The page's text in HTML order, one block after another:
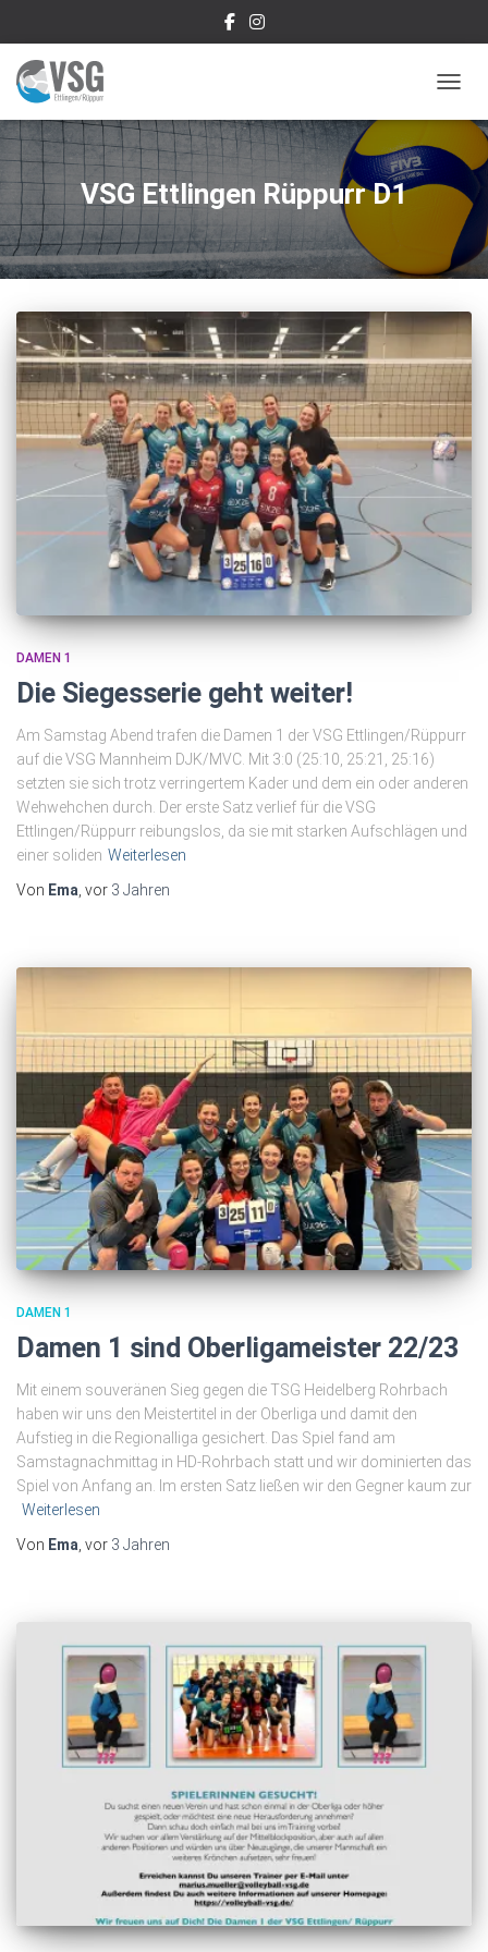
VSG Ettlingen Rüppurr D1
DAMEN 1
Die Siegesserie geht weiter!
Am Samstag Abend trafen die Damen 1 der VSG Ettlingen/Rüppurr
auf die VSG Mannheim DJK/MVC. Mit 3:0 (25:10, 25:21, 25:16)
setzten sie sich trotz verringertem Kader und dem ein oder anderen
Wehwehchen durch. Der erste Satz verlief für die VSG
Ettlingen/Rüppurr reibungslos, da sie mit starken Aufschlägen und
einer soliden Weiterlesen
Von Ema , vor 3 Jahren
DAMEN 1
Damen 1 sind Oberligameister 22/23
Mit einem souveränen Sieg gegen die TSG Heidelberg Rohrbach
haben wir uns den Meistertitel in der Oberliga und damit den
Aufstieg in die Regionalliga gesichert. Das Spiel fand am
Samstagnachmittag in HD-Rohrbach statt und wir dominierten das
Spiel von Anfang an. Im ersten Satz ließen wir den Gegner kaum zur
Weiterlesen
Von Ema, vor 3 Jahren